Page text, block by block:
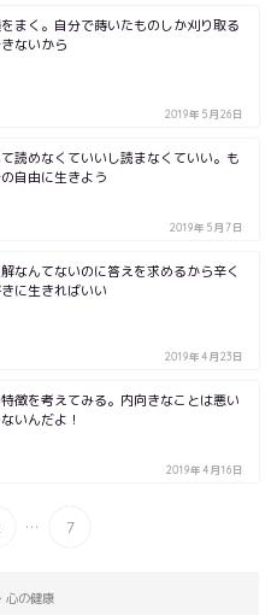
まく。自分で蒔いたものしか刈り取る
ないから
2019年5月26日
読めなくていいし読まなくていい。も
自由に生きよう
2019年5月7日
なんてないのに答えを求めるから辛く
に生きればいい
2019年4月23日
徴を考えてみる。内向きなことは悪い
いんだよ！
2019年4月16日
... 7
心の健康